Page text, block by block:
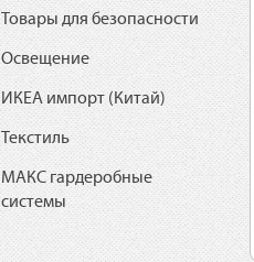
Товары для безопасности
Освещение
ИКЕА импорт (Китай)
Текстиль
МАКС гардеробные
системы